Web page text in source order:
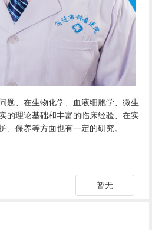
题、在生物化学、血液细胞学、微生
的理论基础和丰富的临床经验、在实
、保养等方面也有一定的研究。
暂无